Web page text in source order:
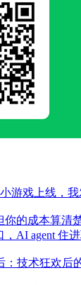
游戏上线，
你的成本算清
，AI agent 住
：技术狂欢后